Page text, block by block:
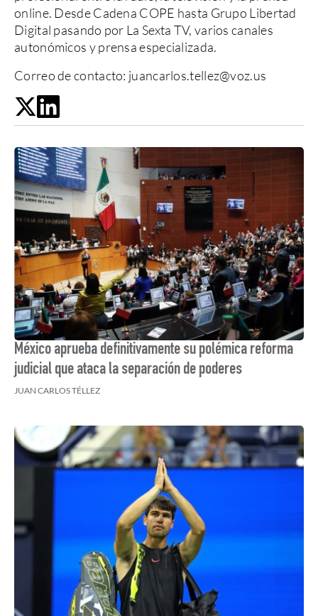
online. Desde Cadena COPE hasta Grupo Libertad
Digital pasando por La Sexta TV, varios canales
autonómicos y prensa especializada.
Correo de contacto: juancarlos.tellez@voz.us
TwitterLinkedIn
México aprueba definitivamente su polémica reforma
judicial que ataca la separación de poderes
JUAN CARLOS TÉLLEZ